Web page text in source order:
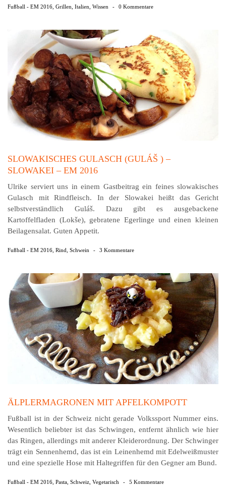
Fußball - EM 2016 Grillen Italien Wissen - 0 Kommentare
SLOWAKISCHES GULASCH (GULÁŠ ) –
SLOWAKEI – EM 2016
Ulrike serviert uns in einem Gastbeitrag ein feines slowakisches
Gulasch mit Rindfleisch. In der Slowakei heißt das Gericht
selbstverständlich Guláš. Dazu gibt es ausgebackene
Kartoffelfladen (Lokše), gebratene Egerlinge und einen kleinen
Beilagensalat. Guten Appetit.
Fußball - EM 2016 Rind Schwein - 3 Kommentare
ÄLPLERMAGRONEN MIT APFELKOMPOTT
Fußball ist in der Schweiz nicht gerade Volkssport Nummer eins.
Wesentlich beliebter ist das Schwingen, entfernt ähnlich wie hier
das Ringen, allerdings mit anderer Kleiderordnung. Der Schwinger
trägt ein Sennenhemd, das ist ein Leinenhemd mit Edelweißmuster
und eine spezielle Hose mit Haltegriffen für den Gegner am Bund.
Fußball - EM 2016 Pasta Schweiz Vegetarisch - 5 Kommentare